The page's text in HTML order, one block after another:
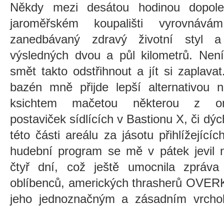
Někdy mezi desátou hodinou
jaroměřském koupališti
zanedbávaný zdravý životní styl
výsledných dvou a půl kilometrů.
smět takto odstřihnout a jít si
bazén mně přijde lepší alternativou
ksichtem mačetou některou z
postaviček sídlících v Bastionu X, či
této části areálu za jásotu
hudební program se mě v pátek jevil
čtyř dní, což ještě umocnila
oblíbenců, amerických thrasherů
jeho jednoznačným a zásadním